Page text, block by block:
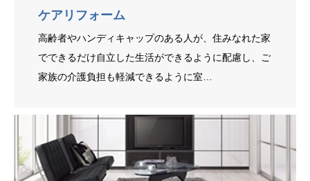
ケアリフォーム
高齢者やハンディキャップのある人が、住みなれた家
でできるだけ自立した生活ができるように配慮し、ご
家族の介護負担も軽減できるように室…